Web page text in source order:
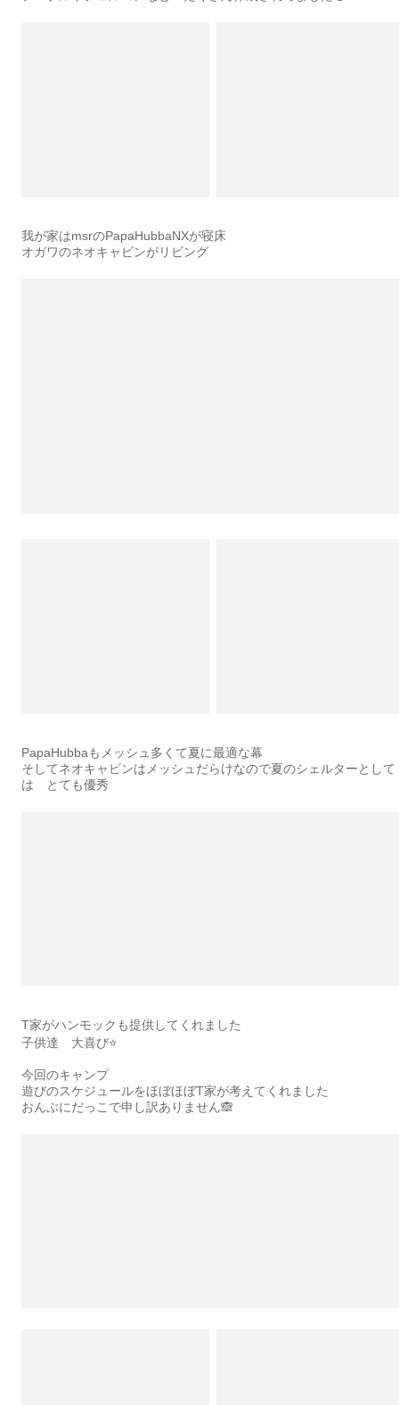
我が家はmsrのPapaHubbaNXが寝床
オガワのネオキャビンがリビング
PapaHubbaもメッシュ多くて夏に最適な幕
そしてネオキャビンはメッシュだらけなので夏のシェルターとして
は とても優秀
T家がハンモックも提供してくれました
子供達 大喜び⭐️
今回のキャンプ
遊びのスケジュールをほぼほぼT家が考えてくれました
おんぶにだっこで申し訳ありません🙈